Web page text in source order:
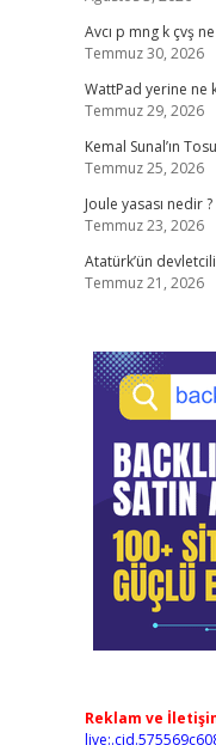
Avcı p mng k çvş
Temmuz 30, 2026
WattPad yerine ne
Temmuz 29, 2026
Kemal Sunal’ın
Temmuz 25, 2026
Joule yasası nedir ?
Temmuz 23, 2026
Atatürk’ün
Temmuz 21, 2026
Reklam ve